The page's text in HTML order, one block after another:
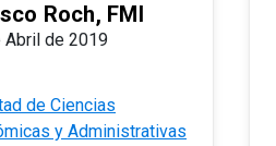
Roch, FMI
Abril de 2019
de Ciencias
y Administrativas